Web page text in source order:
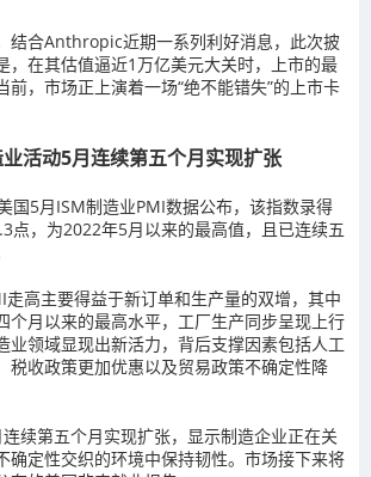
结合Anthropic近期一系列利好消息，此次披
，在其估值逼近1万亿美元大关时，上市的最
前，市场正上演着一场“绝不能错失”的上市卡
活动5月连续第五个月实现扩张
国5月ISM制造业PMI数据公布，该指数录得
点，为2022年5月以来的最高值，且已连续五
高主要得益于新订单和生产量的双增，其中
个月以来的最高水平，工厂生产同步呈现上行
业领域显现出新活力，背后支撑因素包括人工
税收政策更加优惠以及贸易政策不确定性降
续第五个月实现扩张，显示制造企业正在关
确定性交织的环境中保持韧性。市场接下来将